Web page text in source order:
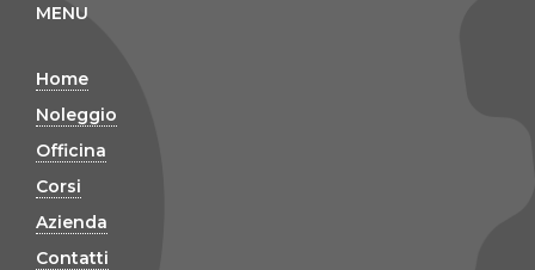
MENU
Home
Noleggio
Officina
Corsi
Azienda
Contatti